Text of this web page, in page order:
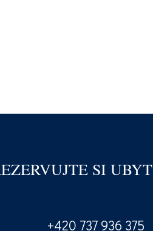
SI
+420 737 936 375